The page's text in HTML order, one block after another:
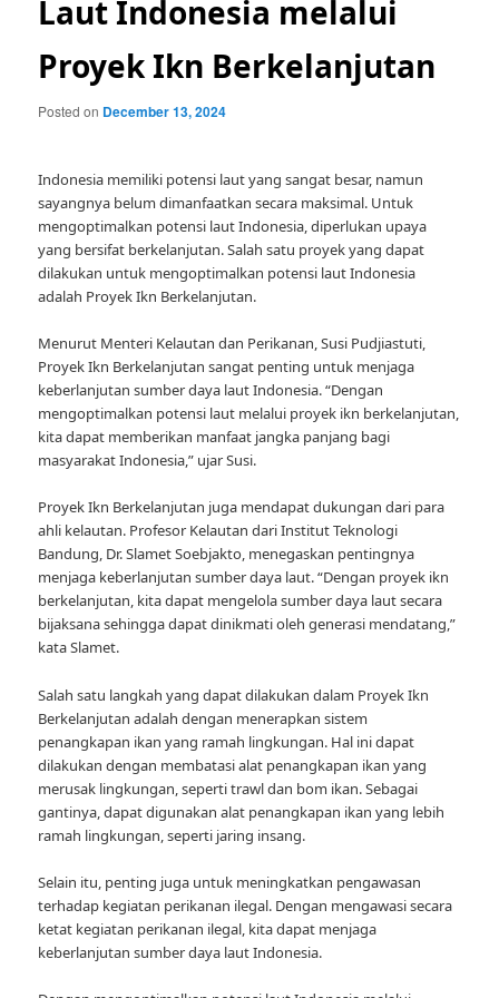
Laut Indonesia melalui
Proyek Ikn Berkelanjutan
Posted on December 13, 2024
Indonesia memiliki potensi laut yang sangat besar, namun
sayangnya belum dimanfaatkan secara maksimal. Untuk
mengoptimalkan potensi laut Indonesia, diperlukan upaya
yang bersifat berkelanjutan. Salah satu proyek yang dapat
dilakukan untuk mengoptimalkan potensi laut Indonesia
adalah Proyek Ikn Berkelanjutan.
Menurut Menteri Kelautan dan Perikanan, Susi Pudjiastuti,
Proyek Ikn Berkelanjutan sangat penting untuk menjaga
keberlanjutan sumber daya laut Indonesia. “Dengan
mengoptimalkan potensi laut melalui proyek ikn berkelanjutan,
kita dapat memberikan manfaat jangka panjang bagi
masyarakat Indonesia,” ujar Susi.
Proyek Ikn Berkelanjutan juga mendapat dukungan dari para
ahli kelautan. Profesor Kelautan dari Institut Teknologi
Bandung, Dr. Slamet Soebjakto, menegaskan pentingnya
menjaga keberlanjutan sumber daya laut. “Dengan proyek ikn
berkelanjutan, kita dapat mengelola sumber daya laut secara
bijaksana sehingga dapat dinikmati oleh generasi mendatang,”
kata Slamet.
Salah satu langkah yang dapat dilakukan dalam Proyek Ikn
Berkelanjutan adalah dengan menerapkan sistem
penangkapan ikan yang ramah lingkungan. Hal ini dapat
dilakukan dengan membatasi alat penangkapan ikan yang
merusak lingkungan, seperti trawl dan bom ikan. Sebagai
gantinya, dapat digunakan alat penangkapan ikan yang lebih
ramah lingkungan, seperti jaring insang.
Selain itu, penting juga untuk meningkatkan pengawasan
terhadap kegiatan perikanan ilegal. Dengan mengawasi secara
ketat kegiatan perikanan ilegal, kita dapat menjaga
keberlanjutan sumber daya laut Indonesia.